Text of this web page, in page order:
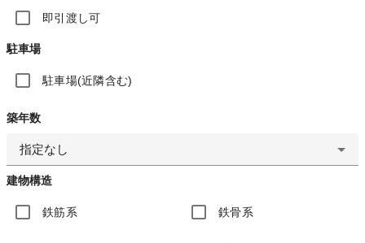
即引渡し可
駐車場
駐車場(近隣含む)
築年数
指定なし
建物構造
鉄筋系 鉄骨系